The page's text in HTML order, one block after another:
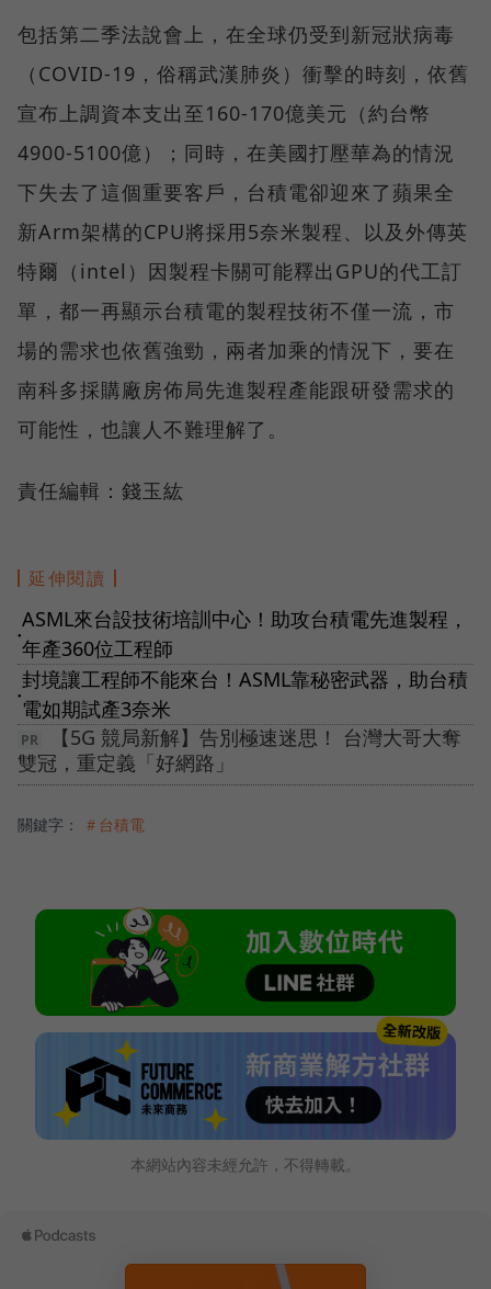
包括第二季法說會上，在全球仍受到新冠狀病毒
（COVID-19，俗稱武漢肺炎）衝擊的時刻，依舊
宣布上調資本支出至160-170億美元（約台幣
4900-5100億）；同時，在美國打壓華為的情況
下失去了這個重要客戶，台積電卻迎來了蘋果全
新Arm架構的CPU將採用5奈米製程、以及外傳英
特爾（intel）因製程卡關可能釋出GPU的代工訂
單，都一再顯示台積電的製程技術不僅一流，市
場的需求也依舊強勁，兩者加乘的情況下，要在
南科多採購廠房佈局先進製程產能跟研發需求的
可能性，也讓人不難理解了。
責任編輯：錢玉紘
延伸閱讀
●
ASML來台設技術培訓中心！助攻台積電先進製程，
年產360位工程師
●
封境讓工程師不能來台！ASML靠秘密武器，助台積
電如期試產3奈米
【5G 競局新解】告別極速迷思！ 台灣大哥大奪
雙冠，重定義「好網路」
關鍵字： ＃台積電
本網站內容未經允許，不得轉載。